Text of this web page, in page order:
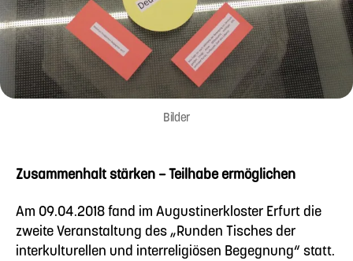
Bilder
Zusammenhalt stärken – Teilhabe ermöglichen
Am 09.04.2018 fand im Augustinerkloster Erfurt die
zweite Veranstaltung des „Runden Tisches der
interkulturellen und interreligiösen Begegnung“ statt.